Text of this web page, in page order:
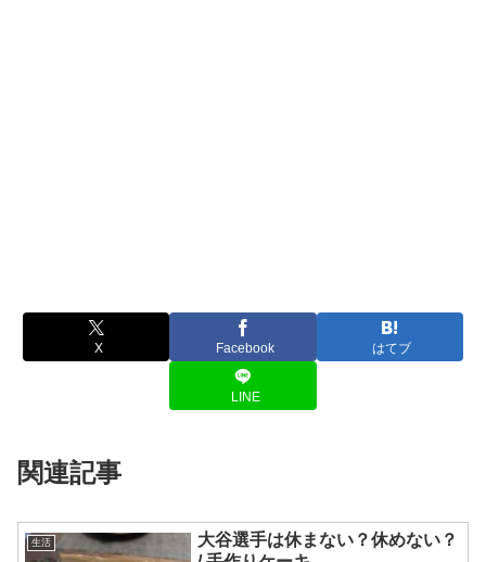
X Facebook はてブ
LINE
関連記事
生活
大谷選手は休まない？休めない？